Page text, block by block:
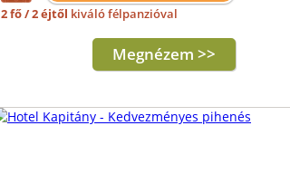
2 fő / 2 éjtől kiváló félpanzióval
Megnézem >>